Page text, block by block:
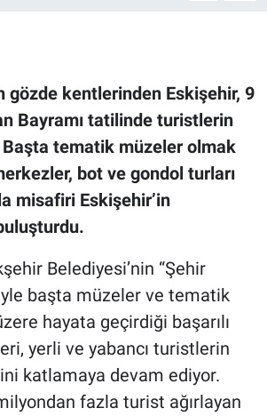
gözde kentlerinden Eskişehir, 9
Bayramı tatilinde turistlerin
Başta tematik müzeler olmak
bot ve gondol turları
misafiri Eskişehir’in
Belediyesi’nin “Şehir
başta müzeler ve tematik
hayata geçirdiği başarılı
yerli ve yabancı turistlerin
katlamaya devam ediyor.
fazla turist ağırlayan